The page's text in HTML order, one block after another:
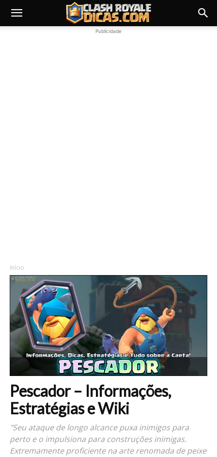
Publicidade
Início
Pescador – Informações,
Estratégias e Wiki
"Seu ataque de longo alcance puxa inimigos para
perto e o impulsiona para construções inimigas.
Extremamente proficiente na arte renomada de peixe